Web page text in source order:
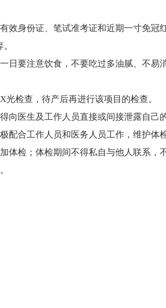
效身份证、笔试准考证和近期一寸免
日要注意饮食，不要吃过多油腻、不
检查，待产后再进行该项目的检查。
向医生及工作人员直接或间接泄露自己
配合工作人员和医务人员工作，维护体
检；体检期间不得私自与他人联系，